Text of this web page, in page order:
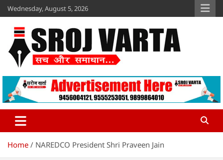
Skip
to
content
Wednesday, August 5, 2026
Sroj Varta
www.srojvarta.in
Home NAREDCO President Shri Praveen Jain